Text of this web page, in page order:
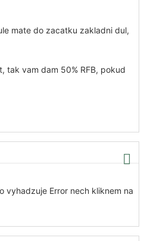
mate do zacatku zakladni dul,
tak vam dam 50% RFB, pokud
vyhadzuje Error nech kliknem na